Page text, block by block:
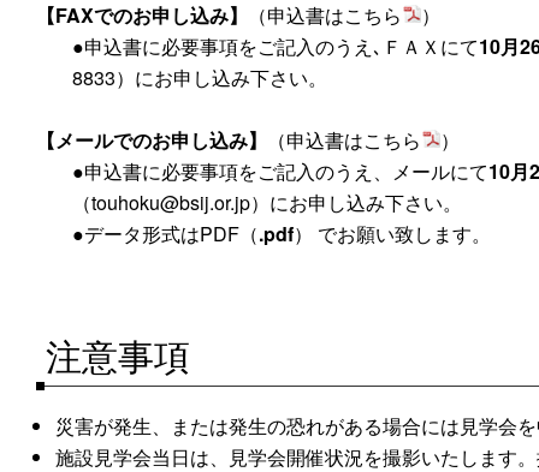
【FAXでのお申し込み】 （申込書はこちら
）
●申込書に必要事項をご記入のうえ､ＦＡＸにて10月
8833）にお申し込み下さい。
【メールでのお申し込み】 （申込書はこちら
）
●申込書に必要事項をご記入のうえ、メールにて10月
（touhoku@bsij.or.jp）にお申し込み下さい。
●データ形式はPDF（.pdf） でお願い致します。
注意事項
災害が発生、または発生の恐れがある場合には見学会
施設見学会当日は、見学会開催状況を撮影いたします